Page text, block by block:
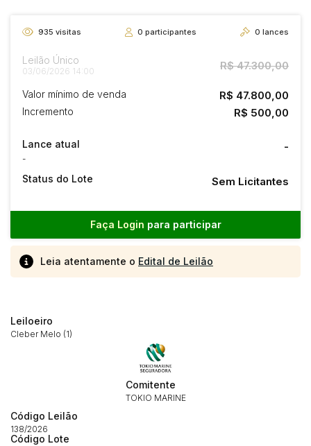
935 visitas 0 participantes 0 lances
Leilão Único
03/06/2026 14:00 R$ 47.300,00
Valor mínimo de venda R$ 47.800,00
Incremento R$ 500,00
Lance atual
-
-
Status do Lote Sem Licitantes
Faça Login para participar
Leia atentamente o Edital de Leilão
Leiloeiro
Cleber Melo (1)
Comitente
TOKIO MARINE
Código Leilão
138/2026
Código Lote
Envie sua Proposta
(Art. 895, CPC)
Histórico de Propostas
Habilite-se para efetuar lances ou
propostas